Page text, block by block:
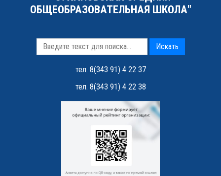
ОБЩЕОБРАЗОВАТЕЛЬНАЯ ШКОЛА"
Искать
тел. 8(343 91) 4 22 37
тел. 8(343 91) 4 22 38